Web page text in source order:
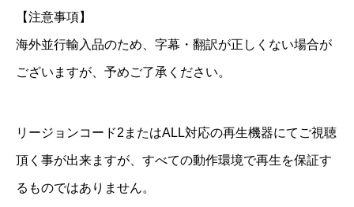
【注意事項】
海外並行輸入品のため、字幕・翻訳が正しくない場合が
ございますが、予めご了承ください。
リージョンコード2またはALL対応の再生機器にてご視聴
頂く事が出来ますが、すべての動作環境で再生を保証す
るものではありません。